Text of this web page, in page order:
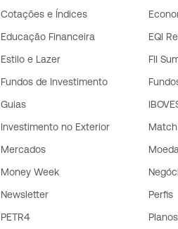
Cotações e Índices
Educação Financeira
EQI
Estilo e Lazer
FII
Fundos de Investimento
Guias
Investimento no Exterior
Mercados
Money Week
Newsletter
Perfis
PETR4